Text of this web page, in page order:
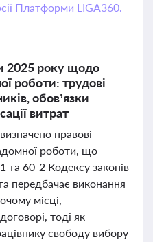
Платформи LIGA360.
2025 року щодо
роботи: трудові
обов’язки
витрат
правові
роботи, що
та 60-2 Кодексу законів
передбачає виконання
місці,
тоді як
свободу вибору